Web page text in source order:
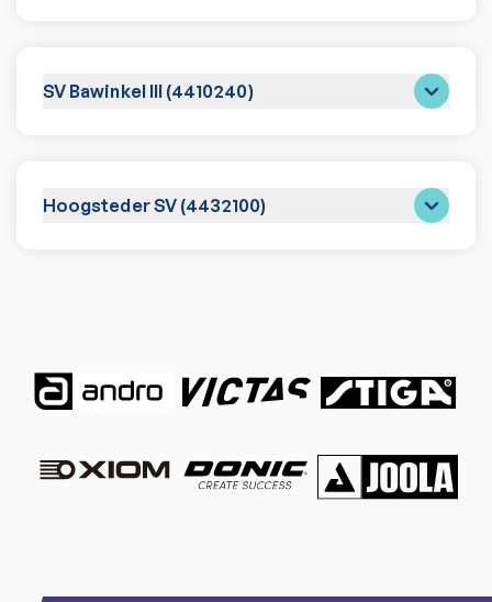
SV Bawinkel III (4410240)
Hoogsteder SV (4432100)